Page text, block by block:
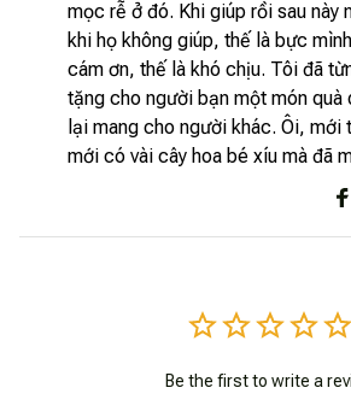
mọc rễ ở đó. Khi giúp rồi sau này
khi họ không giúp, thế là bực
cám ơn, thế là khó chịu. Tôi đã
tặng cho người bạn một món quà
lại mang cho người khác. Ôi, mới
mới có vài cây hoa bé xíu mà đã
Be the first to write a